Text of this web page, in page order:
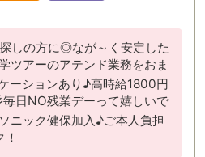
しの方に◎なが～く安定した
ツアーのアテンド業務をおま
ーションあり♪高時給1800円
日NO残業デーって嬉しいで
ック健保加入♪ご本人負担